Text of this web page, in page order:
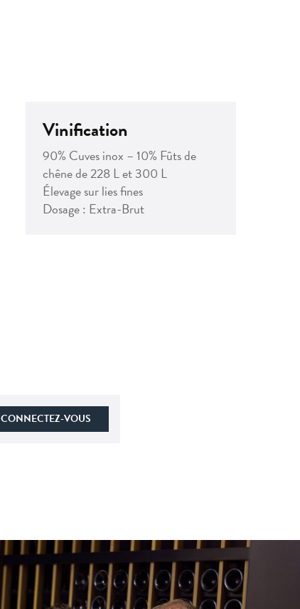
Vinification
90% Cuves inox – 10% Fûts de
chêne de 228 L et 300 L
Élevage sur lies fines
Dosage : Extra-Brut
CONNECTEZ-VOUS